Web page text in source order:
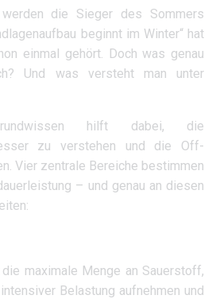
die Sieger des Sommers
beginnt im Winter“ hat
einmal gehört. Doch was genau
Und was versteht man unter
hilft dabei, die
zu verstehen und die Off-
Vier zentrale Bereiche bestimmen
– und genau an diesen
maximale Menge an Sauerstoff,
Belastung aufnehmen und